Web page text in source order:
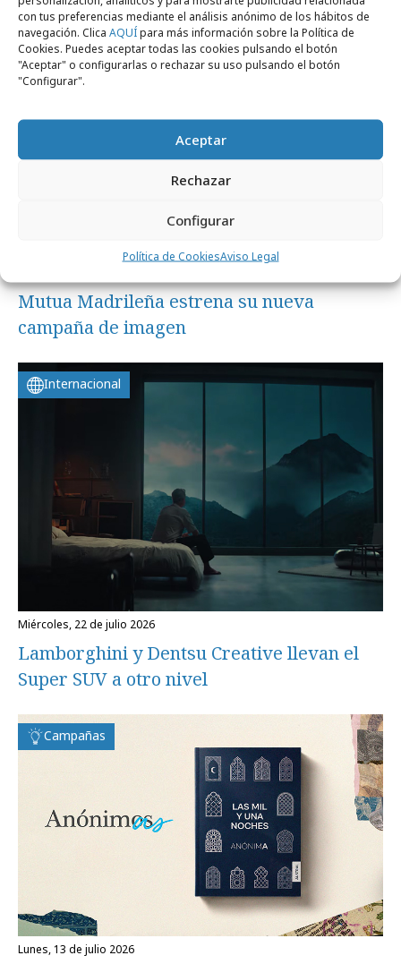
con tus preferencias mediante el análisis anónimo de los hábitos de
navegación. Clica AQUÍpara más información sobre la Política de
Cookies. Puedes aceptar todas las cookies pulsando el botón
"Aceptar" o configurarlas o rechazar su uso pulsando el botón
"Configurar".
Aceptar
Rechazar
Configurar
Política de CookiesAviso Legal
Campañas
Mutua Madrileña estrena su nueva
campaña de imagen
Internacional
miércoles, 22 de julio 2026
Lamborghini y Dentsu Creative llevan el
Super SUV a otro nivel
Campañas
lunes, 13 de julio 2026